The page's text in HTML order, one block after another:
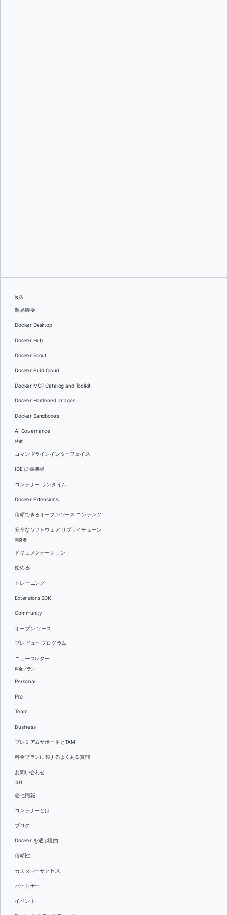
製品
製品概要
Docker Desktop
Docker Hub
Docker Scout
Docker Build Cloud
Docker MCP Catalog and Toolkit
Docker Hardened Images
Docker Sandboxes
AI Governance
特徴
コマンドラインインターフェイス
IDE 拡張機能
コンテナー ランタイム
Docker Extensions
信頼できるオープンソース コンテンツ
安全なソフトウェア サプライチェーン
開発者
ドキュメンテーション
始める
トレーニング
Extensions SDK
Community
オープン ソース
プレビュー プログラム
ニュースレター
料金プラン
Personal
Pro
Team
Business
プレミアムサポートとTAM
料金プランに関するよくある質問
お問い合わせ
会社
会社情報
コンテナーとは
ブログ
Docker を選ぶ理由
信頼性
カスタマーサクセス
パートナー
イベント